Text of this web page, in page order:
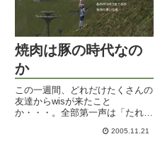
焼肉は豚の時代なの
か
この一週間、どれだけたくさんの
友達からwisが来たこと
か・・・。全部第一声は「たれ
えええええ～～。それも今日の夕
2005.11.21